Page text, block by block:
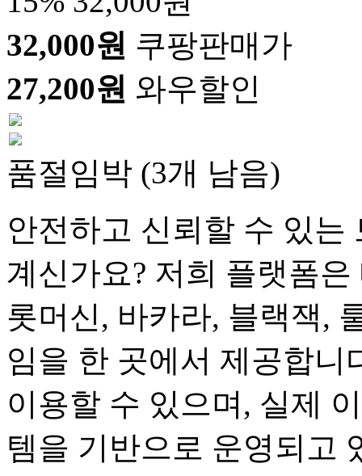
32,000원 쿠팡판매가
27,200원 와우할인
품절임박 (3개 남음)
안전하고 신뢰할 수 있는
계신가요? 저희 플랫폼
롯머신, 바카라, 블랙잭,
임을 한 곳에서 제공합니
이용할 수 있으며, 실제
템을 기반으로 운영되고